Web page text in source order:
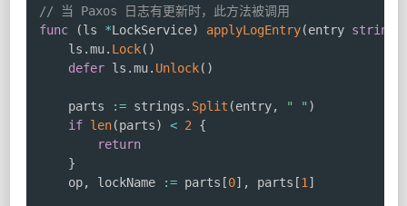
// 当 Paxos 日志有更新时，此方法被调用
func
(ls *LockService) applyLogEntry(entry string
	ls
.mu. Lock( )
defer ls .mu. Unlock( )
	parts
:= strings . Split (entry, " " )
if len(parts) < 2
{
return
}
	op
, lockName := parts [0] , parts [1 ]